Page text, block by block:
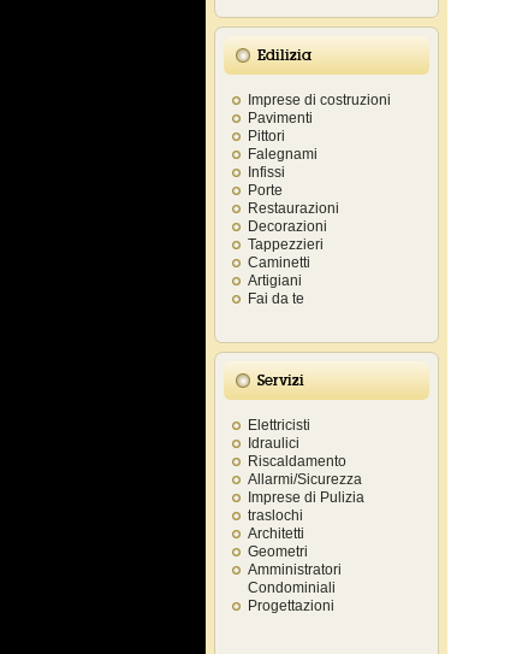
Edilizia
Imprese di costruzioni
Pavimenti
Pittori
Falegnami
Infissi
Porte
Restaurazioni
Decorazioni
Tappezzieri
Caminetti
Artigiani
Fai da te
Servizi
Elettricisti
Idraulici
Riscaldamento
Allarmi/Sicurezza
Imprese di Pulizia
traslochi
Architetti
Geometri
Amministratori
Condominiali
Progettazioni